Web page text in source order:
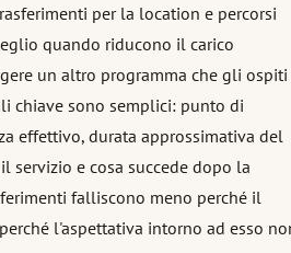
per la location e percorsi
quando riducono il carico
un altro programma che gli ospiti
chiave sono semplici: punto di
effettivo, durata approssimativa del
servizio e cosa succede dopo la
falliscono meno perché il
l'aspettativa intorno ad esso